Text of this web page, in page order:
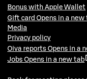
Bonus with Apple Wallet
Gift card Opens in a new
Media
Privacy policy
Oiva reports Opens in a
Jobs Opens in a new tab